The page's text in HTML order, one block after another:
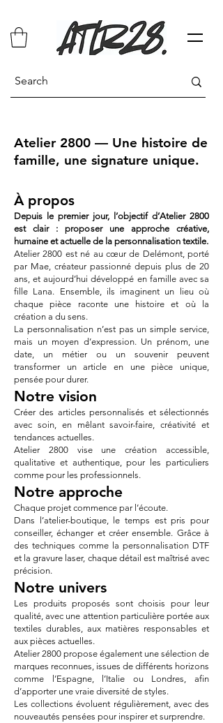
Atelier 2800 — Une histoire de
famille, une signature unique.
À propos
Depuis le premier jour, l’objectif d’Atelier 2800
est clair : proposer une approche créative,
humaine et actuelle de la personnalisation textile.
Atelier 2800 est né au cœur de Delémont, porté
par Mae, créateur passionné depuis plus de 20
ans, et aujourd’hui développé en famille avec sa
fille Lana. Ensemble, ils imaginent un lieu où
chaque pièce raconte une histoire et où la
création a du sens.
La personnalisation n’est pas un simple service,
mais un moyen d’expression. Un prénom, une
date, un métier ou un souvenir peuvent
transformer un article en une pièce unique,
pensée pour durer.
Notre vision
Créer des articles personnalisés et sélectionnés
avec soin, en mêlant savoir-faire, créativité et
tendances actuelles.
Atelier 2800 vise une création accessible,
qualitative et authentique, pour les particuliers
comme pour les professionnels.
Notre approche
Chaque projet commence par l’écoute.
Dans l’atelier-boutique, le temps est pris pour
conseiller, échanger et créer ensemble. Grâce à
des techniques comme la personnalisation DTF
et la gravure laser, chaque détail est maîtrisé avec
précision.
Notre univers
Les produits proposés sont choisis pour leur
qualité, avec une attention particulière portée aux
textiles durables, aux matières responsables et
aux pièces actuelles.
Atelier 2800 propose également une sélection de
marques reconnues, issues de différents horizons
comme l’Espagne, l’Italie ou Londres, afin
d’apporter une vraie diversité de styles.
Les collections évoluent régulièrement, avec des
nouveautés pensées pour inspirer et surprendre.